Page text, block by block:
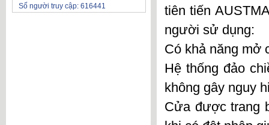
Số người truy cập: 616441
tiên tiến
người sử dụng:
Có khả năng mở
Hệ thống đảo
không gây nguy
Cửa được trang